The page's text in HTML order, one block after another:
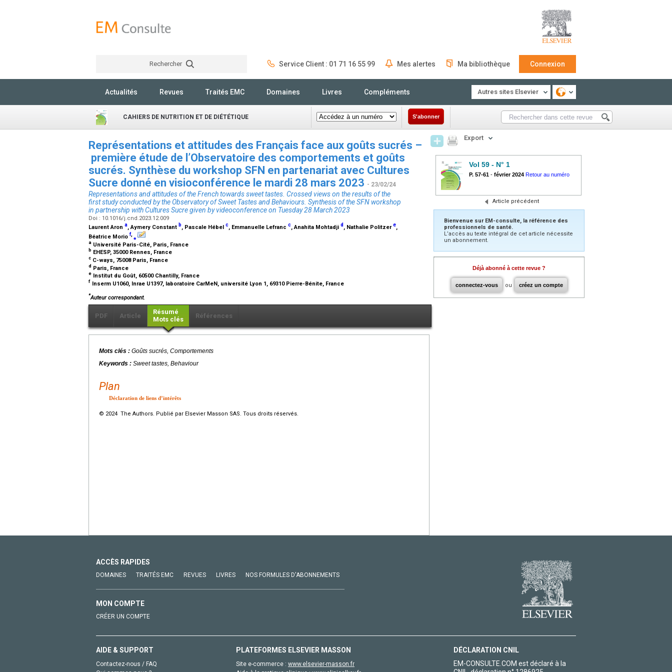
Rechercher Service Client : 01 71 16 55 99 Mes alertes Ma bibliothèque Connexion
Actualités Revues Traités EMC Domaines Livres Compléments Autres sites Elsevier
CAHIERS DE NUTRITION ET DE DIÉTÉTIQUE S'abonner
Représentations et attitudes des Français face aux goûts sucrés –
première étude de l’Observatoire des comportements et goûts
sucrés. Synthèse du workshop SFN en partenariat avec Cultures
Sucre donné en visioconférence le mardi 28 mars 2023 - 23/02/24
Representations and attitudes of the French towards sweet tastes. Crossed views on the results of the
first study conducted by the Observatory of Sweet Tastes and Behaviours. Synthesis of the SFN workshop
in partnership with Cultures Sucre given by videoconference on Tuesday 28 March 2023
Doi : 10.1016/j.cnd.2023.12.009
Laurent Aron a, Aymery Constant b, Pascale Hébel c, Emmanuelle Lefranc c, Anahita Mohtadji d , Nathalie Politzere,
Béatrice Morio f, ⁎
a Université Paris-Cité, Paris, France
b EHESP, 35000 Rennes, France
c C-ways, 75008 Paris, France
d Paris, France
e Institut du Goût, 60500 Chantilly, France
f Inserm U1060, Inrae U1397, laboratoire CarMeN, université Lyon 1, 69310 Pierre-Bénite, France
*Auteur correspondant.
PDF Article
Résumé
Mots clés
Références
Mots clés : Goûts sucrés, Comportements
Keywords : Sweet tastes, Behaviour
Plan
Déclaration de liens d’intérêts
© 2024 The Authors. Publié par Elsevier Masson SAS. Tous droits réservés.
Export
Vol 59 - N° 1
P. 57-61 - février 2024 Retour au numéro
Article précédent
Bienvenue sur EM-consulte, la référence des
professionnels de santé.
L’accès au texte intégral de cet article nécessite
un abonnement.
Déjà abonné à cette revue ?
connectez-vous ou créez un compte
ACCÈS RAPIDES
DOMAINES TRAITÉS EMC REVUES LIVRES NOS FORMULES D'ABONNEMENTS
MON COMPTE
CRÉER UN COMPTE
AIDE & SUPPORT
Contactez-nous / FAQ
PLATEFORMES ELSEVIER MASSON
Site e-commerce : www.elsevier-masson.fr
DÉCLARATION CNIL
EM-CONSULTE.COM est déclaré à la